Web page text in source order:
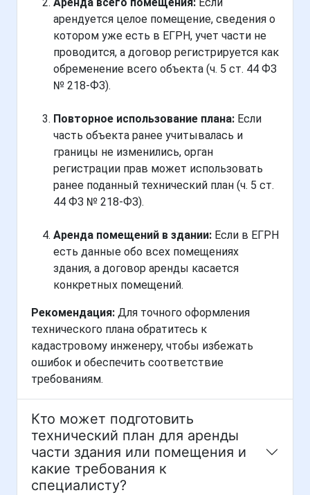
Аренда всего помещения: Если
арендуется целое помещение, сведения о
котором уже есть в ЕГРН, учет части не
проводится, а договор регистрируется как
обременение всего объекта (ч. 5 ст. 44 ФЗ
№ 218-ФЗ).
Повторное использование плана: Если
часть объекта ранее учитывалась и
границы не изменились, орган
регистрации прав может использовать
ранее поданный технический план (ч. 5 ст.
44 ФЗ № 218-ФЗ).
Аренда помещений в здании: Если в ЕГРН
есть данные обо всех помещениях
здания, а договор аренды касается
конкретных помещений.
Рекомендация: Для точного оформления
технического плана обратитесь к
кадастровому инженеру, чтобы избежать
ошибок и обеспечить соответствие
требованиям.
Кто может подготовить
технический план для аренды
части здания или помещения и
какие требования к
специалисту?